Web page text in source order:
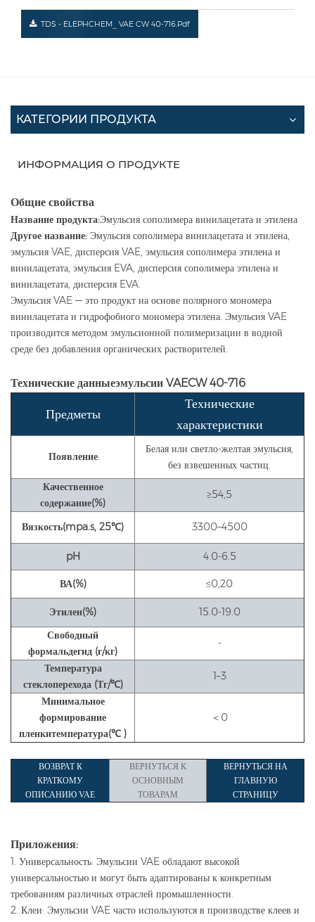
TDS - ELEPHCHEM_ VAE CW 40-716.pdf
КАТЕГОРИИ ПРОДУКТА
ИНФОРМАЦИЯ О ПРОДУКТЕ
Общие свойства
Название продукта:Эмульсия сополимера винилацетата и этилена
Другое название: Эмульсия сополимера винилацетата и этилена,
эмульсия VAE, дисперсия VAE, эмульсия сополимера этилена и
винилацетата, эмульсия EVA, дисперсия сополимера этилена и
винилацетата, дисперсия EVA.
Эмульсия VAE — это продукт на основе полярного мономера
винилацетата и гидрофобного мономера этилена. Эмульсия VAE
производится методом эмульсионной полимеризации в водной
среде без добавления органических растворителей.
Технические данныеэмульсии VAECW 40-716
Предметы
Технические
характеристики
Появление
Белая или светло-желтая эмульсия,
без взвешенных частиц.
Качественное
содержание(%)
≥54,5
Вязкость(mpa.s, 25℃) 3300–4500
pH 4.0-6.5
ВА(%) ≤0,20
Этилен(%)
15.0-19.0
Свободный
формальдегид (г/кг)
-
Температура
стеклоперехода (Тг/℃)
1–3
Минимальное
формирование
пленкитемпература(℃ )
＜0
ВОЗВРАТ К
КРАТКОМУ
ОПИСАНИЮ VAE
ВЕРНУТЬСЯ К
ОСНОВНЫМ
ТОВАРАМ
ВЕРНУТЬСЯ НА
ГЛАВНУЮ
СТРАНИЦУ
Приложения:
1. Универсальность: Эмульсии VAE обладают высокой
универсальностью и могут быть адаптированы к конкретным
требованиям различных отраслей промышленности.
2. Клеи: Эмульсии VAE часто используются в производстве клеев и